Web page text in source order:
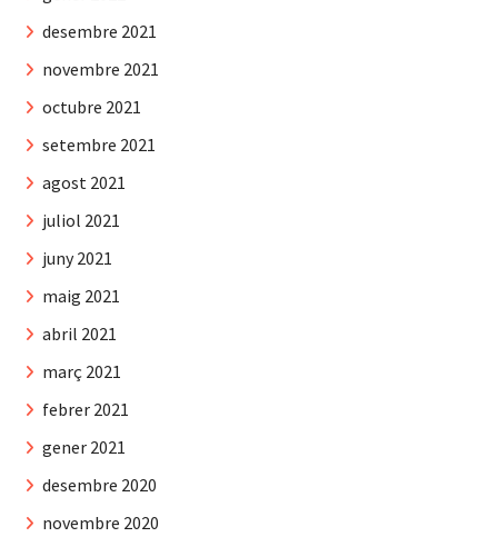
desembre 2021
novembre 2021
octubre 2021
setembre 2021
agost 2021
juliol 2021
juny 2021
maig 2021
abril 2021
març 2021
febrer 2021
gener 2021
desembre 2020
novembre 2020